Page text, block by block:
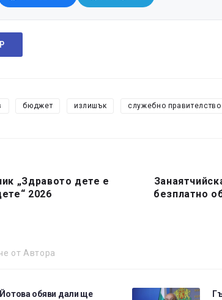
бюджет излишък служебно правителство
„Здравото дете е
2026
безплатно
от Автора
обяви дали ще